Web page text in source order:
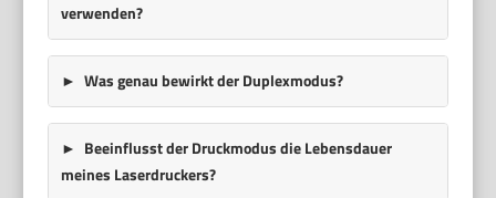
verwenden?
Was genau bewirkt der Duplexmodus?
Beeinflusst der Druckmodus die Lebensdauer
meines Laserdruckers?